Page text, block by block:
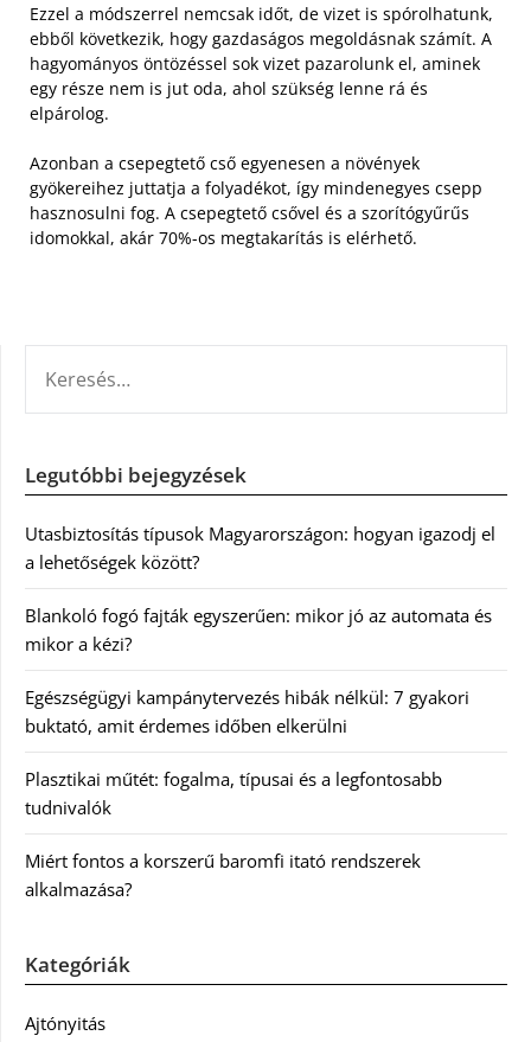
Ezzel a módszerrel nemcsak időt, de vizet is spórolhatunk,
ebből következik, hogy gazdaságos megoldásnak számít. A
hagyományos öntözéssel sok vizet pazarolunk el, aminek
egy része nem is jut oda, ahol szükség lenne rá és
elpárolog.
Azonban a csepegtető cső egyenesen a növények
gyökereihez juttatja a folyadékot, így mindenegyes csepp
hasznosulni fog. A csepegtető csővel és a szorítógyűrűs
idomokkal, akár 70%-os megtakarítás is elérhető.
Legutóbbi bejegyzések
Utasbiztosítás típusok Magyarországon: hogyan igazodj el
a lehetőségek között?
Blankoló fogó fajták egyszerűen: mikor jó az automata és
mikor a kézi?
Egészségügyi kampánytervezés hibák nélkül: 7 gyakori
buktató, amit érdemes időben elkerülni
Plasztikai műtét: fogalma, típusai és a legfontosabb
tudnivalók
Miért fontos a korszerű baromfi itató rendszerek
alkalmazása?
Kategóriák
Ajtónyitás